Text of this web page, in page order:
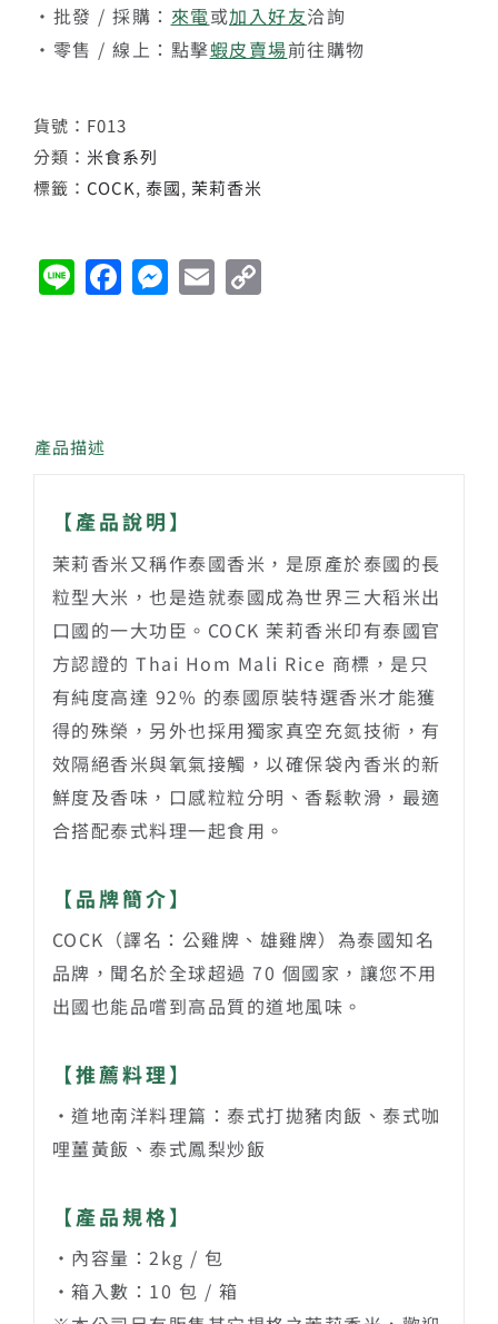
・批發 / 採購： 來電或加入好友洽詢
・零售 / 線上：點擊蝦皮賣場前往購物
貨號： F013
分類： 米食系列
標籤： COCK, 泰國, 茉莉香米
LineFacebook
Messenger
Email
產品描述
【產品說明】
茉莉香米又稱作泰國香米，是原產於泰國的長
粒型大米，也是造就泰國成為世界三大稻米出
口國的一大功臣。COCK 茉莉香米印有泰國官
方認證的 Thai Hom Mali Rice 商標，是只
有純度高達 92% 的泰國原裝特選香米才能獲
得的殊榮，另外也採用獨家真空充氮技術，有
效隔絕香米與氧氣接觸，以確保袋內香米的新
鮮度及香味，口感粒粒分明、香鬆軟滑，最適
合搭配泰式料理一起食用。
【品牌簡介】
COCK（譯名：公雞牌、雄雞牌）為泰國知名
品牌，聞名於全球超過 70 個國家，讓您不用
出國也能品嚐到高品質的道地風味。
【推薦料理】
・道地南洋料理篇：泰式打拋豬肉飯、泰式咖
哩薑黃飯、泰式鳳梨炒飯
【產品規格】
・內容量：2kg / 包
・箱入數：10 包 / 箱